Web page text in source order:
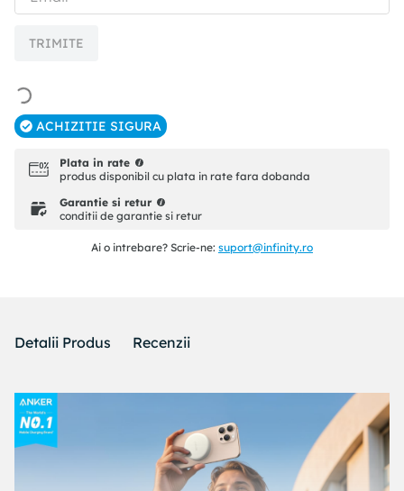
TRIMITE
ACHIZITIE SIGURA
Plata in rate
produs disponibil cu plata in rate fara dobanda
Garantie si retur
conditii de garantie si retur
Ai o intrebare? Scrie-ne: suport@infinity.ro
Detalii Produs Recenzii